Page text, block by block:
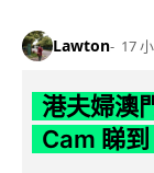
Lawton 17
港夫婦澳
Cam 睇